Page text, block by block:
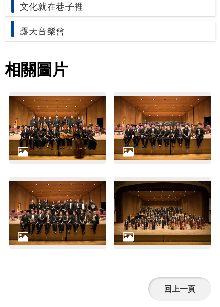
雙
語
詞
絡
我
們
隱
私
權
及
資
訊
安
文化就在巷子裡
露天音樂會
相關圖片
回上一頁